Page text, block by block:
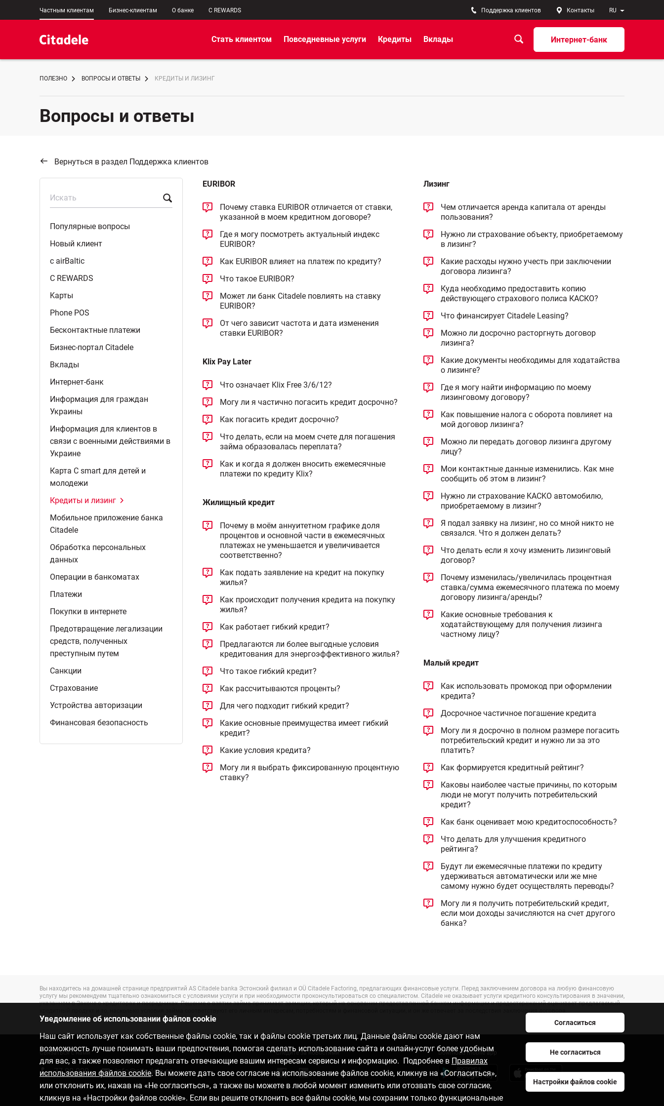
Частным клиентам Бизнес-клиентам О банке C REWARDS RU
Поддержка клиентов Контакты
Интернет-банк
Стать клиентом Повседневные услуги Кредиты Вклады
ПОЛЕЗНО ВОПРОСЫ И ОТВЕТЫ КРЕДИТЫ И ЛИЗИНГ
Вопросы и ответы
Вернуться в раздел Поддержка клиентов
Искать
Популярные вопросы
Новый клиент
c airBaltic
C REWARDS
Kарты
Phone POS
Бесконтактные платежи
Бизнес-портал Citadele
Вклады
Интернет-банк
Информация для граждан
Украины
Информация для клиентов в
связи с военными действиями в
Украине
Карта C smart для детей и
молодежи
Кредиты и лизинг
Мобильное приложение банка
Citadelе
Обработка персональных
данных
Операции в банкоматах
Платежи
Покупки в интернете
Предотвращение легализации
средств, полученных
преступным путем
Санкции
Страхование
Устройства авторизации
Финансовая безопасность
EURIBOR
Почему ставка EURIBOR отличается от ставки,
указанной в моем кредитном договоре?
Где я могу посмотреть актуальный индекс
EURIBOR?
Как EURIBOR влияет на платеж по кредиту?
Что такое EURIBOR?
Может ли банк Citadele повлиять на ставку
EURIBOR?
От чего зависит частота и дата изменения
ставки EURIBOR?
Klix Pay Later
Что означает Klix Free 3/6/12?
Могу ли я частично погасить кредит досрочно?
Как погасить кредит досрочно?
Что делать, если на моем счете для погашения
займа образовалась переплата?
Как и когда я должен вносить ежемесячные
платежи по кредиту Klix?
Жилищный кредит
Почему в моём аннуитетном графике доля
процентов и основной части в ежемесячных
платежах не уменьшается и увеличивается
соответственно?
Как подать заявление на кредит на покупку
жилья?
Как происходит получения кредита на покупку
жилья?
Как работает гибкий кредит?
Предлагаются ли более выгодные условия
кредитования для энергоэффективного жилья?
Что такое гибкий кредит?
Как рассчитываются проценты?
Для чего подходит гибкий кредит?
Какие основные преимущества имеет гибкий
кредит?
Какие условия кредита?
Могу ли я выбрать фиксированную процентную
ставку?
Лизинг
Чем отличается аренда капитала от аренды
пользования?
Нужно ли страхование объекту, приобретаемому
в лизинг?
Какие расходы нужно учесть при заключении
договора лизинга?
Куда необходимо предоставить копию
действующего страхового полиса КАСКО?
Что финансирует Citadele Leasing?
Можно ли досрочно расторгнуть договор
лизинга?
Какие документы необходимы для ходатайства
о лизинге?
Где я могу найти информацию по моему
лизинговому договору?
Как повышение налога с оборота повлияет на
мой договор лизинга?
Можно ли передать договор лизинга другому
лицу?
Мои контактные данные изменились. Как мне
сообщить об этом в лизинг?
Нужно ли страхование KACKO автомобилю,
приобретаемому в лизинг?
Я подал заявку на лизинг, но со мной никто не
связался. Что я должен делать?
Что делать если я хочу изменить лизинговый
договор?
Почему изменилась/увеличилась процентная
ставка/сумма ежемесячного платежа по моему
договору лизинга/аренды?
Какие основные требования к
ходатайствующему для получения лизинга
частному лицу?
Малый кредит
Как использовать промокод при оформлении
кредита?
Досрочное частичное погашение кредита
Могу ли я досрочно в полном размере погасить
потребительский кредит и нужно ли за это
платить?
Как формируется кредитный рейтинг?
Каковы наиболее частые причины, по которым
люди не могут получить потребительский
кредит?
Как банк оценивает мою кредитоспособность?
Что делать для улучшения кредитного
рейтинга?
Будут ли ежемесячные платежи по кредиту
удерживаться автоматически или же мне
самому нужно будет осуществлять переводы?
Могу ли я получить потребительский кредит,
если мои доходы зачисляются на счет другого
банка?
Уведомление об использовании файлов cookie
Наш сайт использует как собственные файлы cookie, так и файлы cookie третьих лиц. Данные файлы cookie дают нам
возможность лучше понимать ваши предпочтения, помогая сделать использование сайта и онлайн-услуг более удобным
для вас, а также позволяют предлагать отвечающие вашим интересам сервисы и информацию. Подробнее в Правилах
использования файлов cookie. Вы можете дать свое согласие на использование файлов cookie, кликнув на «Согласиться»,
или отклонить их, нажав на «Не согласиться», а также вы можете в любой момент изменить или отозвать свое согласие,
кликнув на «Настройки файлов cookie». Если вы решите отклонить все файлы cookie, мы сохраним только функциональные
Согласиться
Не согласиться
Настройки файлов cookie
Вы находитесь на домашней странице предприятий AS Citadele banka Эстонский филиал и OÜ Citadele Factoring, предлагающих финансовые услуги. Перед заключением договора на любую финансовую
услугу мы рекомендуем тщательно ознакомиться с условиями услуги и при необходимости проконсультироваться со специалистом. Citadele не оказывает услуги кредитного консультирования в значении,
указанном в Законе о кредиторах и посредниках. Решение о взятии займа принимает заемщик, который на основании предоставленной банком информации и предостережений оценивает предлагаемый
Связаться с нами
77 00 000 info@citadele.ee
Следите за новостями Download mobile app